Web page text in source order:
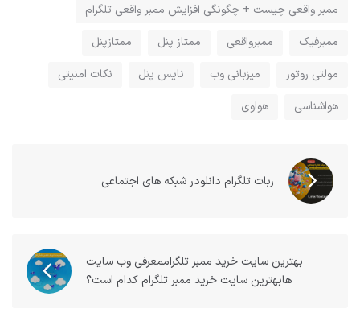
ممبر واقعی چیست + چگونگی افزایش ممبر واقعی تلگرام
ممبرفیک
ممبرواقعی ممتاز پنل
ممتازپنل
مولتی روتور
میزبانی وب نایس پنل
نکات امنیتی
هواشناسی
هواوی
ربات تلگرام دانلودر شبکه های اجتماعی
بهترین سایت‌ خرید ممبر تلگراممعرفی وب سایت
هابهترین سایت‌ خرید ممبر تلگرام کدام‌ است؟